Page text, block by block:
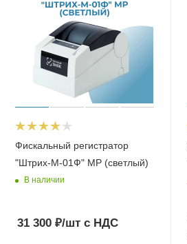
Фискальный регистратор
"Штрих-М-01Ф" МР (светлый)
В наличии
31 300₽/штс НДС